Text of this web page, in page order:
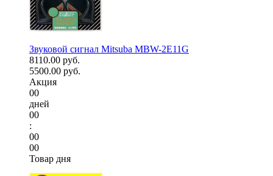
Звуковой сигнал Mitsuba MBW-2E11G
8110.00 руб.
5500.00 руб.
Акция
00
дней
00
:
00
00
Товар дня